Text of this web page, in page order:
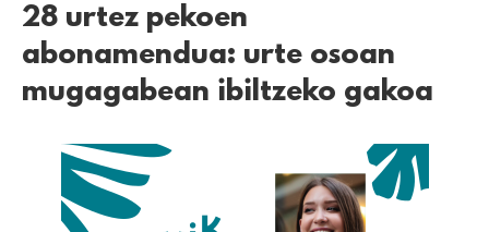
28 urtez pekoen
abonamendua: urte osoan
mugagabean ibiltzeko gakoa